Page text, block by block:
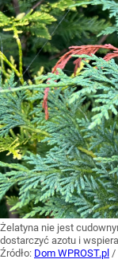
Żelatyna nie jest
dostarczyć azotu i
Źródło: Dom WPROST.pl /